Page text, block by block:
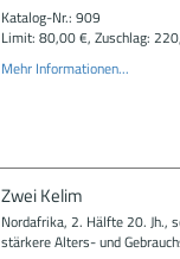
Katalog-Nr.: 909
Limit: 80,00 €, Zuschlag:
Mehr Informationen...
Zwei Kelim
Nordafrika, 2. Hälfte 20. Jh.,
stärkere Alters- und